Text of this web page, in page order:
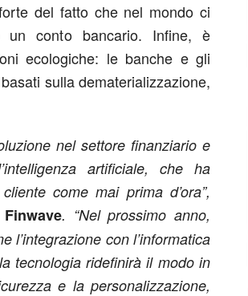
del fatto che nel mondo ci
conto bancario. Infine, è
ecologiche: le banche e gli
sulla dematerializzazione,
nel settore finanziario e
artificiale, che ha
come mai prima d’ora”,
. “Nel prossimo anno,
l’integrazione con l’informatica
tecnologia ridefinirà il modo in
e la personalizzazione,